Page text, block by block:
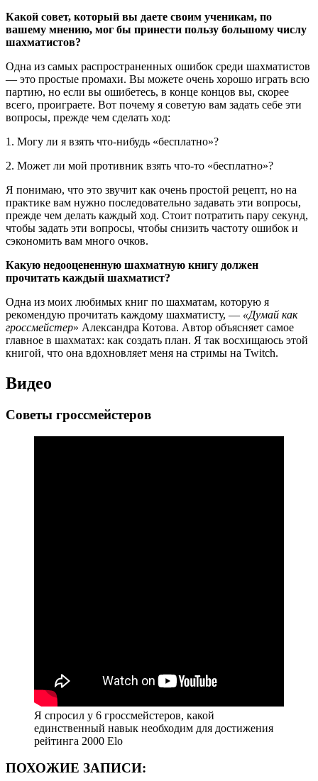
Какой совет, который вы даете своим ученикам, по
вашему мнению, мог бы принести пользу большому числу
шахматистов?
Одна из самых распространенных ошибок среди шахматистов
— это простые промахи. Вы можете очень хорошо играть всю
партию, но если вы ошибетесь, в конце концов вы, скорее
всего, проиграете. Вот почему я советую вам задать себе эти
вопросы, прежде чем сделать ход:
1. Могу ли я взять что-нибудь «бесплатно»?
2. Может ли мой противник взять что-то «бесплатно»?
Я понимаю, что это звучит как очень простой рецепт, но на
практике вам нужно последовательно задавать эти вопросы,
прежде чем делать каждый ход. Стоит потратить пару секунд,
чтобы задать эти вопросы, чтобы снизить частоту ошибок и
сэкономить вам много очков.
Какую недооцененную шахматную книгу должен
прочитать каждый шахматист?
Одна из моих любимых книг по шахматам, которую я
рекомендую прочитать каждому шахматисту, — «Думай как
гроссмейстер» Александра Котова. Автор объясняет самое
главное в шахматах: как создать план. Я так восхищаюсь этой
книгой, что она вдохновляет меня на стримы на Twitch.
Видео
Советы гроссмейстеров
Я спросил у 6 гроссмейстеров, какой
единственный навык необходим для достижения
рейтинга 2000 Elo
ПОХОЖИЕ ЗАПИСИ: